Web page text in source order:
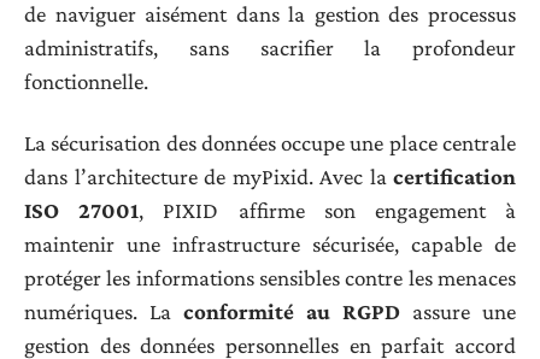
de naviguer aisément dans la gestion des processus
administratifs, sans sacrifier la profondeur
fonctionnelle.
La sécurisation des données occupe une place centrale
dans l’architecture de myPixid. Avec la certification
ISO 27001, PIXID affirme son engagement à
maintenir une infrastructure sécurisée, capable de
protéger les informations sensibles contre les menaces
numériques. La conformité au RGPD assure une
gestion des données personnelles en parfait accord